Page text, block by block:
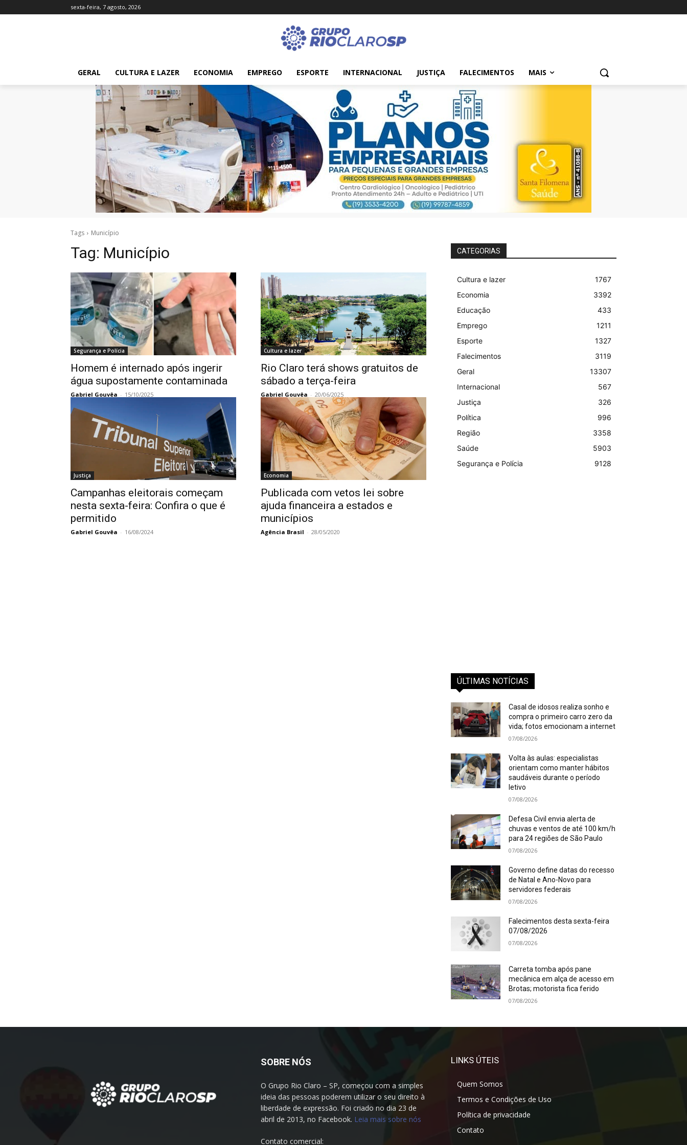
sexta-feira, 7 agosto, 2026
GERAL CULTURA E LAZER ECONOMIA EMPREGO ESPORTE INTERNACIONAL JUSTIÇA FALECIMENTOS MAIS
Tags Município
Tag: Município
Segurança e Polícia
Homem é internado após ingerir
água supostamente contaminada
Gabriel Gouvêa - 15/10/2025
Cultura e lazer
Rio Claro terá shows gratuitos de
sábado a terça-feira
Gabriel Gouvêa - 20/06/2025
Justiça
Campanhas eleitorais começam
nesta sexta-feira: Confira o que é
permitido
Gabriel Gouvêa - 16/08/2024
Economia
Publicada com vetos lei sobre
ajuda financeira a estados e
municípios
Agência Brasil - 28/05/2020
CATEGORIAS
Cultura e lazer
1767
Economia
3392
Educação
433
Emprego
1211
Esporte
1327
Falecimentos
3119
Geral
13307
Internacional
567
Justiça
326
Política
996
Região
3358
Saúde
5903
Segurança e Polícia
9128
ÚLTIMAS NOTÍCIAS
Casal de idosos realiza sonho e
compra o primeiro carro zero da
vida; fotos emocionam a internet
07/08/2026
Volta às aulas: especialistas
orientam como manter hábitos
saudáveis durante o período
letivo
07/08/2026
Defesa Civil envia alerta de
chuvas e ventos de até 100 km/h
para 24 regiões de São Paulo
07/08/2026
Governo define datas do recesso
de Natal e Ano-Novo para
servidores federais
07/08/2026
Falecimentos desta sexta-feira
07/08/2026
07/08/2026
Carreta tomba após pane
mecânica em alça de acesso em
Brotas; motorista fica ferido
07/08/2026
SOBRE NÓS
O Grupo Rio Claro – SP, começou com a simples
ideia das pessoas poderem utilizar o seu direito à
liberdade de expressão. Foi criado no dia 23 de
abril de 2013, no Facebook. Leia mais sobre nós
Contato comercial:
LINKS ÚTEIS
Quem Somos
Termos e Condições de Uso
Política de privacidade
Contato